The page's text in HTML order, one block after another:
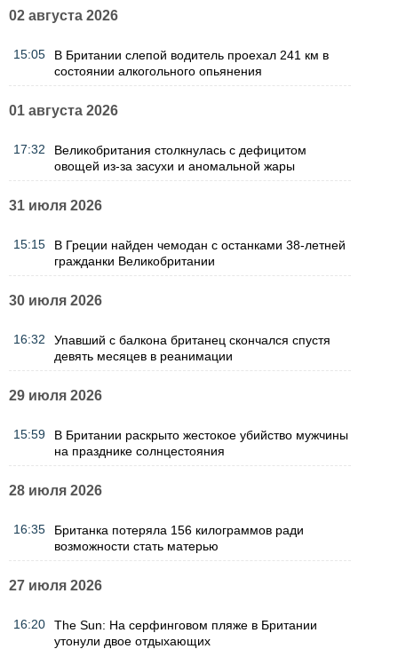
02 августа 2026
15:05
В Британии слепой водитель проехал 241 км в
состоянии алкогольного опьянения
01 августа 2026
17:32
Великобритания столкнулась с дефицитом
овощей из-за засухи и аномальной жары
31 июля 2026
15:15
В Греции найден чемодан с останками 38-летней
гражданки Великобритании
30 июля 2026
16:32
Упавший с балкона британец скончался спустя
девять месяцев в реанимации
29 июля 2026
15:59
В Британии раскрыто жестокое убийство мужчины
на празднике солнцестояния
28 июля 2026
16:35
Британка потеряла 156 килограммов ради
возможности стать матерью
27 июля 2026
16:20
The Sun: На серфинговом пляже в Британии
утонули двое отдыхающих